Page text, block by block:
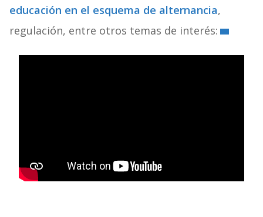
educación en el esquema de alternancia,
regulación, entre otros temas de interés: